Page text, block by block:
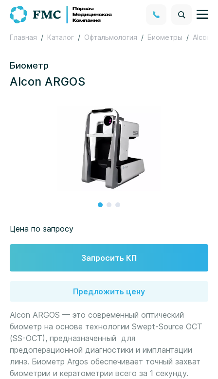
Главная Каталог Офтальмология Биометры Alcon
Биометр
Alcon ARGOS
Alcon ARGOS — это современный оптический
биометр на основе технологии Swept-Source OCT
(SS-OCT), предназначенный для
предоперационной диагностики и имплантации
линз. Биометр Argos обеспечивает точный захват
биометрии и кератометрии всего за 1 секунду.
Запросить КП
Цена по запросу
Предложить цену